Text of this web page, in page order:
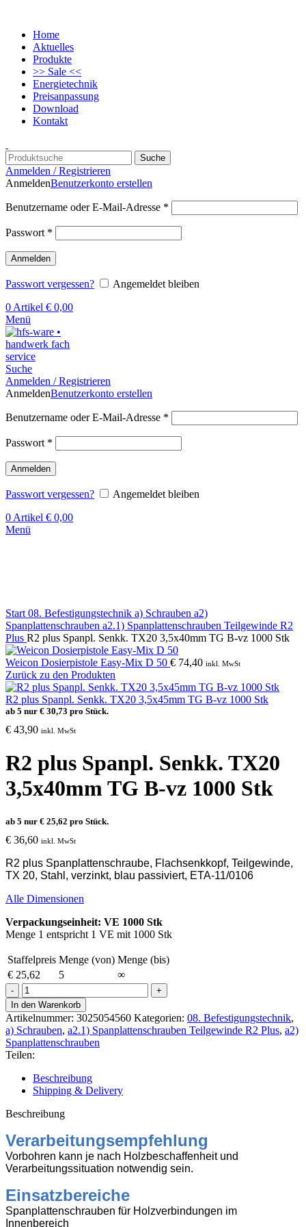
Home
Aktuelles
Produkte
>> Sale <<
Energietechnik
Preisanpassung
Download
Kontakt
Suche
Anmelden / Registrieren
AnmeldenBenutzerkonto erstellen
Benutzername oder E-Mail-Adresse *
Passwort *
Anmelden
Passwort vergessen?
Angemeldet bleiben
0 Artikel € 0,00
Menü
Suche
Anmelden / Registrieren
AnmeldenBenutzerkonto erstellen
Benutzername oder E-Mail-Adresse *
Passwort *
Anmelden
Passwort vergessen?
Angemeldet bleiben
0 Artikel € 0,00
Menü
Start 08. Befestigungstechnik a) Schrauben a2)
Spanplattenschrauben a2.1) Spanplattenschrauben Teilgewinde R2
Plus R2 plus Spanpl. Senkk. TX20 3,5x40mm TG B-vz 1000 Stk
Weicon Dosierpistole Easy-Mix D 50 € 74,40 inkl. MwSt
Zurück zu den Produkten
R2 plus Spanpl. Senkk. TX20 3,5x45mm TG B-vz 1000 Stk
ab 5 nur € 30,73 pro Stück.
€ 43,90 inkl. MwSt
R2 plus Spanpl. Senkk. TX20
3,5x40mm TG B-vz 1000 Stk
ab 5 nur € 25,62 pro Stück.
€ 36,60 inkl. MwSt
R2 plus Spanplattenschraube, Flachsenkkopf, Teilgewinde,
TX 20, Stahl, verzinkt, blau passiviert, ETA-11/0106
Alle Dimensionen
Verpackungseinheit: VE 1000 Stk
Menge 1 entspricht 1 VE mit 1000 Stk
Staffelpreis Menge (von) Menge (bis)
€ 25,62 5
∞
R2
plus
Spanpl.
Senkk.
TX20
3,5x40mm
TG
B-
vz
1000
Stk
In den Warenkorb
Artikelnummer: 3025054560 Kategorien: 08. Befestigungstechnik,
a) Schrauben, a2.1) Spanplattenschrauben Teilgewinde R2 Plus, a2)
Spanplattenschrauben
Teilen:
Beschreibung
Shipping & Delivery
Beschreibung
Verarbeitungsempfehlung
Vorbohren kann je nach Holzbeschaffenheit und
Verarbeitungssituation notwendig sein.
Einsatzbereiche
Spanplattenschrauben für Holzverbindungen im
Innenbereich